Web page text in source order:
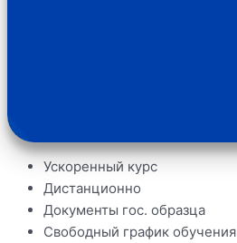
Ускоренный курс
Дистанционно
Документы гос. образца
Свободный график обучения